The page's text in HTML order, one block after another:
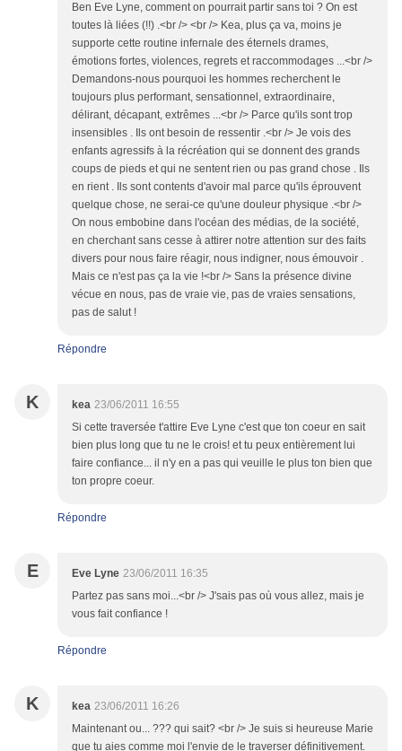
Ben Eve Lyne, comment on pourrait partir sans toi ? On est
toutes là liées (!!) .<br /> <br /> Kea, plus ça va, moins je
supporte cette routine infernale des éternels drames,
émotions fortes, violences, regrets et raccommodages ...<br />
Demandons-nous pourquoi les hommes recherchent le
toujours plus performant, sensationnel, extraordinaire,
délirant, décapant, extrêmes ...<br /> Parce qu'ils sont trop
insensibles . Ils ont besoin de ressentir .<br /> Je vois des
enfants agressifs à la récréation qui se donnent des grands
coups de pieds et qui ne sentent rien ou pas grand chose . Ils
en rient . Ils sont contents d'avoir mal parce qu'ils éprouvent
quelque chose, ne serai-ce qu'une douleur physique .<br />
On nous embobine dans l'océan des médias, de la société,
en cherchant sans cesse à attirer notre attention sur des faits
divers pour nous faire réagir, nous indigner, nous émouvoir .
Mais ce n'est pas ça la vie !<br /> Sans la présence divine
vécue en nous, pas de vraie vie, pas de vraies sensations,
pas de salut !
Répondre
K kea 23/06/2011 16:55
Si cette traversée t'attire Eve Lyne c'est que ton coeur en sait
bien plus long que tu ne le crois! et tu peux entièrement lui
faire confiance... il n'y en a pas qui veuille le plus ton bien que
ton propre coeur.
Répondre
E Eve Lyne 23/06/2011 16:35
Partez pas sans moi...<br /> J'sais pas où vous allez, mais je
vous fait confiance !
Répondre
K kea 23/06/2011 16:26
Maintenant ou... ??? qui sait? <br /> Je suis si heureuse Marie
que tu aies comme moi l'envie de le traverser définitivement.